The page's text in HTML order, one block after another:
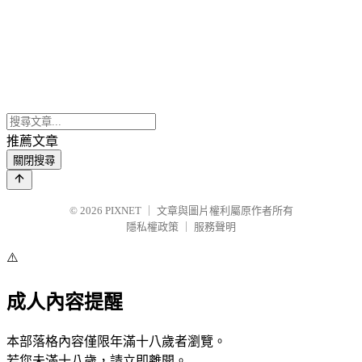
推薦文章
關閉搜尋
© 2026 PIXNET
文章與圖片權利屬原作者所有
隱私權政策
服務聲明
⚠️
成人內容提醒
本部落格內容僅限年滿十八歲者瀏覽。